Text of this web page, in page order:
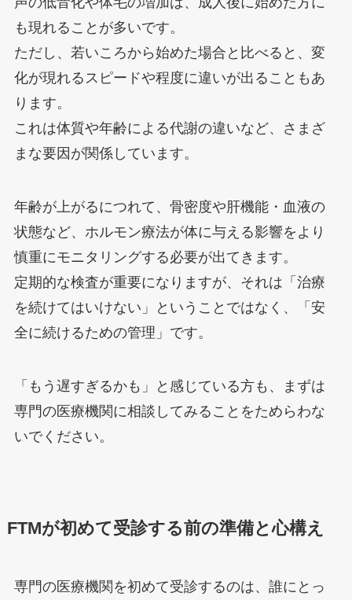
も現れることが多いです。
ただし、若いころから始めた場合と比べると、変
化が現れるスピードや程度に違いが出ることもあ
ります。
これは体質や年齢による代謝の違いなど、さまざ
まな要因が関係しています。
年齢が上がるにつれて、骨密度や肝機能・血液の
状態など、ホルモン療法が体に与える影響をより
慎重にモニタリングする必要が出てきます。
定期的な検査が重要になりますが、それは「治療
を続けてはいけない」ということではなく、「安
全に続けるための管理」です。
「もう遅すぎるかも」と感じている方も、まずは
専門の医療機関に相談してみることをためらわな
いでください。
FTMが初めて受診する前の準備と心構え
専門の医療機関を初めて受診するのは、誰にとっ